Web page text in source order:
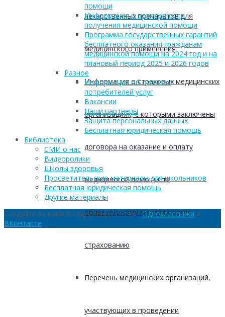
лекарственных препаратов для
медицинского применения
Информация о страховых медицинских
организациях, с которыми заключены
договора на оказание и оплату
медицинской помощи по
обязательному медицинскому
страхованию
Перечень медицинских организаций,
участвующих в проведении
помощи
Информация о возможности
получения медицинской помощи
Программа государственных гарантий
бесплатного оказания гражданам
медицинской помощи на 2024 год и на
плановый период 2025 и 2026 годов
Разное
Информация об отзывах
потребителей услуг
Вакансии
Наши партнеры
Защита персональных данных
Бесплатная юридическая помощь
Библиотека
СМИ о нас
Видеоролики
Школы здоровья
Просветительские материалы для школьников
Бесплатная юридическая помощь
Другие материалы
Следуйте за нами в социальных сетях:Одноклассники и
ВКонтакте